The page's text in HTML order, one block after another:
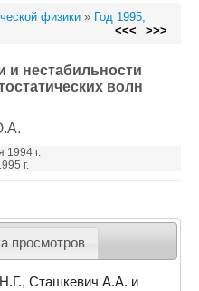
физики » Год 1995,
<<< >>>
и нестабильности
волн
1994 г.
г.
просмотров
Сташкевич А.А. и